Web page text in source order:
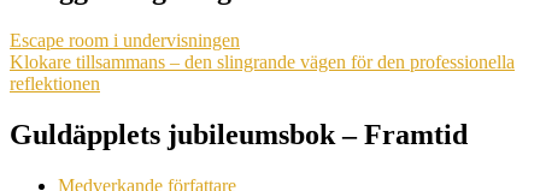
Escape room i undervisningen
Klokare tillsammans – den slingrande vägen för den professionella
reflektionen
Guldäpplets jubileumsbok – Framtid
Medverkande författare